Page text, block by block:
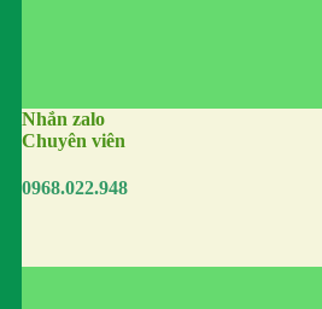
Nhắn zalo
Chuyên viên
0968.022.948